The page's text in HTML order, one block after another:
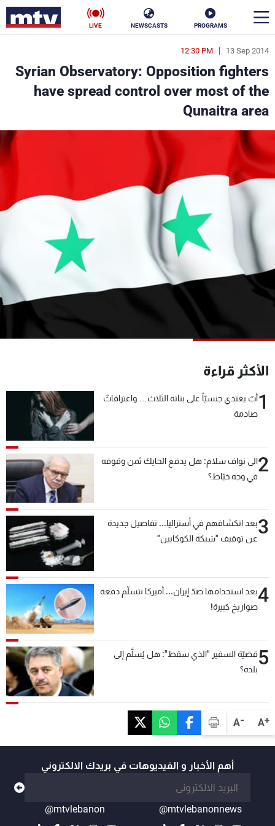
PROGRAMS
NEWSCASTS
LIVE
A+
A-
13 Sep 2014
12:30 PM
Syrian Observatory: Opposition fighters
have spread control over most of the
Qunaitra area
الأكثر قراءة
1أبٌ يعتدي جنسيّاً على بناته الثلاث… واعترافاتٌ
صادمة
2الى نواف سلام: هل يدفع الحايك ثمن وقوفه
في وجه خيّاط؟
3بعد انكشافهم في أستراليا... تفاصيل جديدة
عن توقيف "شبكة الكوكايين"
4بعد استخدامها ضدّ إيران... أميركا تتسلّم دفعة
صواريخ كبيرة!
5قضيّة السفير "الذي سقط": هل يُسلَّم إلى
بلده؟
أهم الأخبار و الفيديوهات في بريدك الالكتروني
@mtvlebanonnews
@mtvlebanon
en
الأخبار
سياسة
إقتصاد
منوعات
كأس العالم
البرامج
جدول البرامج
شاهد البرامج
لاعلاناتكم